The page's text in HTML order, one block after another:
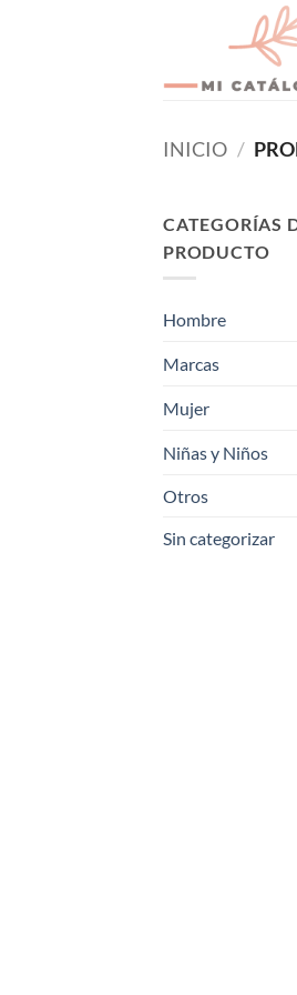
INICIO /
CATEGORÍAS
PRODUCTO
Hombre
Marcas
Mujer
Niñas y Niños
Otros
Sin categorizar